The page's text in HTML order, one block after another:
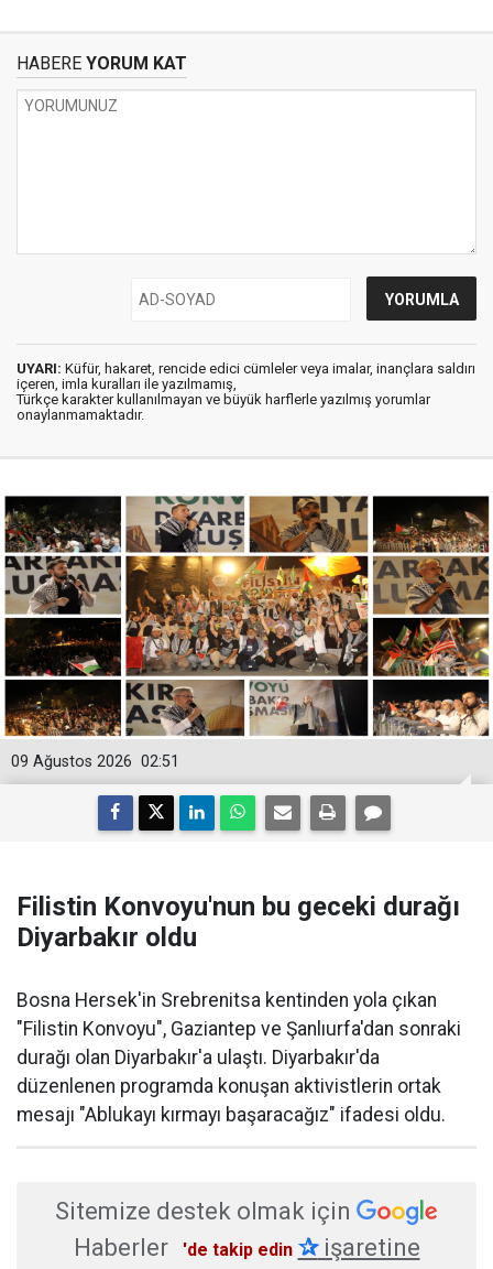
HABERE YORUM KAT
UYARI: Küfür, hakaret, rencide edici cümleler veya imalar, inançlara saldırı
içeren, imla kuralları ile yazılmamış,
Türkçe karakter kullanılmayan ve büyük harflerle yazılmış yorumlar
onaylanmamaktadır.
02:51
09 Ağustos 2026
Filistin Konvoyu'nun bu geceki durağı
Diyarbakır oldu
Bosna Hersek'in Srebrenitsa kentinden yola çıkan
"Filistin Konvoyu", Gaziantep ve Şanlıurfa'dan sonraki
durağı olan Diyarbakır'a ulaştı. Diyarbakır'da
düzenlenen programda konuşan aktivistlerin ortak
mesajı "Ablukayı kırmayı başaracağız" ifadesi oldu.
Sitemize destek olmak için
Haberler
'de takip edin ✰işaretine